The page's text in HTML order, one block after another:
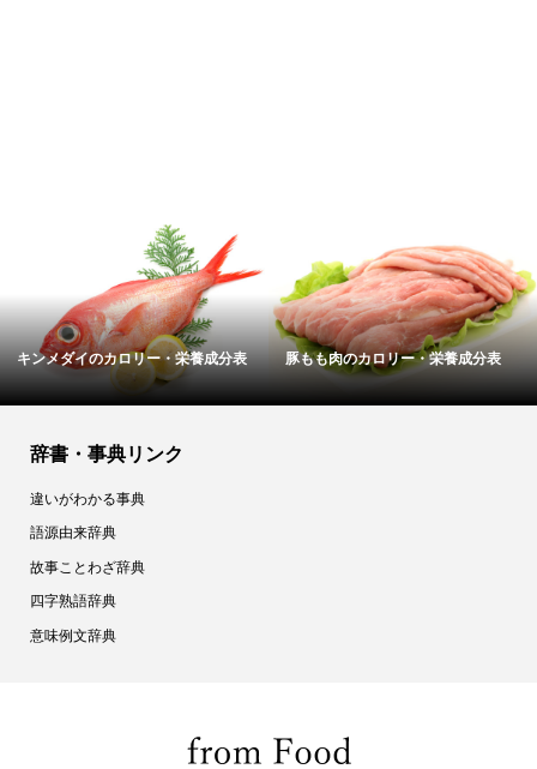
キンメダイのカロリー・栄養成分表 豚もも肉のカロリー・栄養成分表
辞書・事典リンク
違いがわかる事典
語源由来辞典
故事ことわざ辞典
四字熟語辞典
意味例文辞典